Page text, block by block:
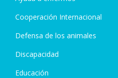
Cooperación Internacional
Defensa de los animales
Discapacidad
Educación